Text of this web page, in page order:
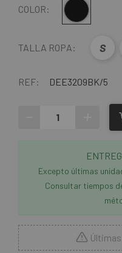
COLOR: Negro
TALLA ROPA: S
REF: DEE3209BK/5
Excepto últimas
Consultar tiempos